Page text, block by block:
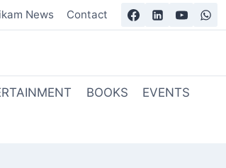
News Contact
BOOKS EVENTS